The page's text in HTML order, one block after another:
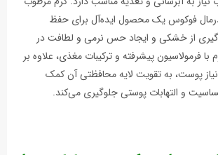
درمال فوکوس یک محصول ایده‌آل برای حفظ
از خشکی و ایجاد حس نرمی و لطافت در
فرمولاسیون پیشرفته و ترکیبات مغذی، علاوه بر
پوست، به تقویت لایه محافظتی آن کمک
و التهابات پوستی جلوگیری می‌کند.